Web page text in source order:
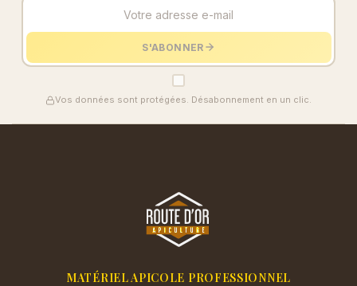
S'ABONNER
Vos données sont protégées. Désabonnement en un clic.
MATÉRIEL APICOLE PROFESSIONNEL